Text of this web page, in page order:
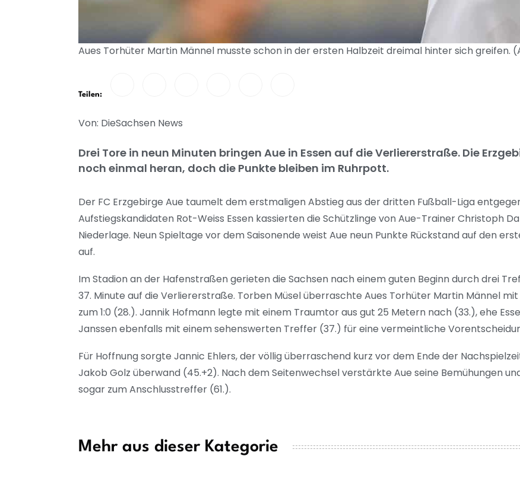
Aues Torhüter Martin Männel musste schon in der ersten Halbzeit dreimal hinter sich
Teilen:
Von: DieSachsen News
Drei Tore in neun Minuten bringen Aue in Essen auf die Verliererstraße. Die
noch einmal heran, doch die Punkte bleiben im Ruhrpott.
Der FC Erzgebirge Aue taumelt dem erstmaligen Abstieg aus der dritten Fußball-Liga
Aufstiegskandidaten Rot-Weiss Essen kassierten die Schützlinge von Aue-Trainer Christoph
Niederlage. Neun Spieltage vor dem Saisonende weist Aue neun Punkte Rückstand auf den
auf.
Im Stadion an der Hafenstraßen gerieten die Sachsen nach einem guten Beginn durch drei
37. Minute auf die Verliererstraße. Torben Müsel überraschte Aues Torhüter Martin Männel
zum 1:0 (28.). Jannik Hofmann legte mit einem Traumtor aus gut 25 Metern nach (33.), ehe
Janssen ebenfalls mit einem sehenswerten Treffer (37.) für eine vermeintliche
Für Hoffnung sorgte Jannic Ehlers, der völlig überraschend kurz vor dem Ende der
Jakob Golz überwand (45.+2). Nach dem Seitenwechsel verstärkte Aue seine Bemühungen
sogar zum Anschlusstreffer (61.).
Mehr aus dieser Kategorie